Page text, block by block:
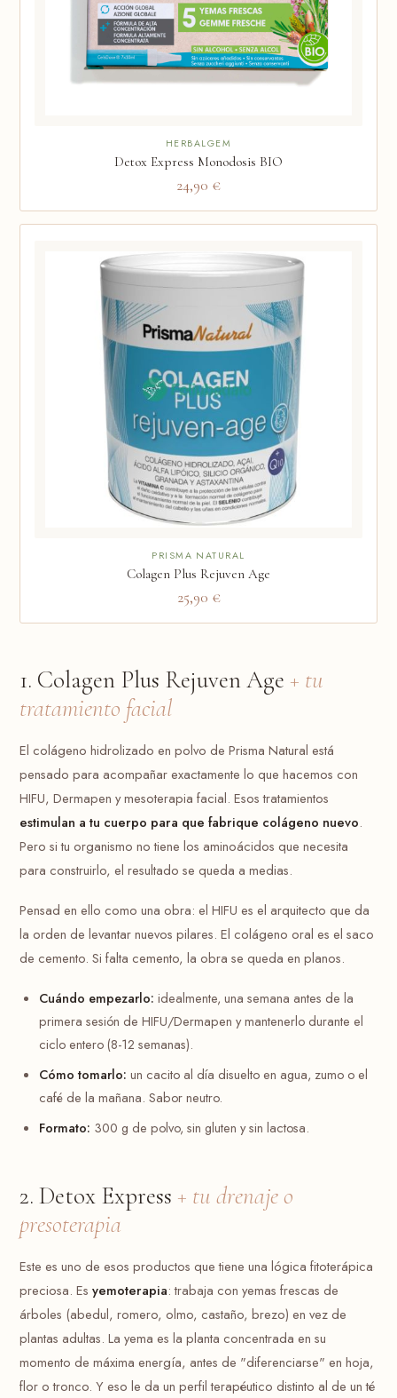
HERBALGEM
Detox Express Monodosis BIO
24,90 €
PRISMA NATURAL
Colagen Plus Rejuven Age
25,90 €
1. Colagen Plus Rejuven Age + tu
tratamiento facial
El colágeno hidrolizado en polvo de Prisma Natural está
pensado para acompañar exactamente lo que hacemos con
HIFU, Dermapen y mesoterapia facial. Esos tratamientos
estimulan a tu cuerpo para que fabrique colágeno nuevo.
Pero si tu organismo no tiene los aminoácidos que necesita
para construirlo, el resultado se queda a medias.
Pensad en ello como una obra: el HIFU es el arquitecto que da
la orden de levantar nuevos pilares. El colágeno oral es el saco
de cemento. Si falta cemento, la obra se queda en planos.
Cuándo empezarlo: idealmente, una semana antes de la
primera sesión de HIFU/Dermapen y mantenerlo durante el
ciclo entero (8-12 semanas).
Cómo tomarlo: un cacito al día disuelto en agua, zumo o el
café de la mañana. Sabor neutro.
Formato: 300 g de polvo, sin gluten y sin lactosa.
2. Detox Express + tu drenaje o
presoterapia
Este es uno de esos productos que tiene una lógica fitoterápica
preciosa. Esyemoterapia: trabaja con yemas frescas de
árboles (abedul, romero, olmo, castaño, brezo) en vez de
plantas adultas. La yema es la planta concentrada en su
momento de máxima energía, antes de "diferenciarse" en hoja,
flor o tronco. Y eso le da un perfil terapéutico distinto al de un té